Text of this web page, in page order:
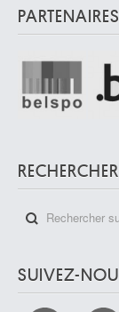
PARTENAIRES
RECHERCHER
SUIVEZ-